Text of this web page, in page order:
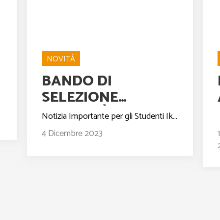
NOVITÀ
BANDO DI
SELEZIONE
MOBILITÀ
STUDENTI
Notizia Importante per gli Studenti Ikaros: Opportunità di Mobilità Internazionale! La F...
4 Dicembre 2023